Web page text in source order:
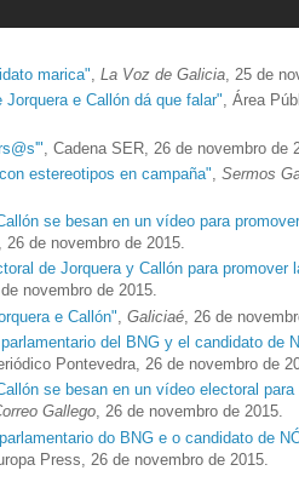
marica" La Voz de Galicia , 25 de
Jorquera e Callón dá que falar", Área
, Cadena SER, 26 de novembro de
estereotipos en campaña"
Sermos
se besan en un vídeo para
, 26 de novembro de 2015.
de Jorquera y Callón para promover
novembro de 2015.
e Callón"
Galiciaé , 26 de
del BNG y el candidato de
Pontevedra, 26 de novembro de
se besan en un vídeo electoral
Gallego, 26 de novembro de 2015.
do BNG e o candidato de
Press, 26 de novembro de 2015.